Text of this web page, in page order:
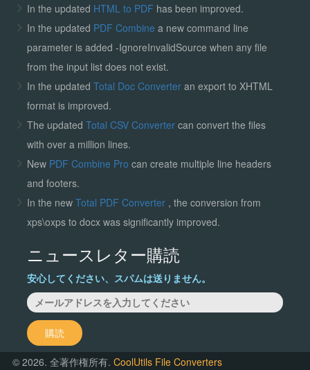
In the updated HTML to PDF has been improved.
In the updated PDF Combine a new command line
parameter is added -IgnoreInvalidSource when any file
from the input list does not exist.
In the updated Total Doc Converter an export to XHTML
format is improved.
The updated Total CSV Convertercan convert the files
with over a million lines.
New PDF Combine Pro can create multiple line headers
and footers.
In the new Total PDF Converter , the conversion from
xps\oxps to docx was significantly improved.
ニュースレター購読
安心してください、スパムは送りません。
購読
© 2026. 全著作権所有.CoolUtils File Converters